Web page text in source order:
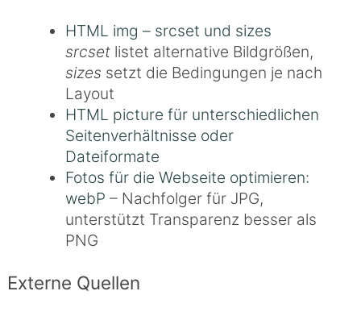
HTML img – srcset und sizes
srcsetlistet alternative Bildgrößen,
sizes setzt die Bedingungen je nach
Layout
HTML picture für unterschiedlichen
Seitenverhältnisse oder
Dateiformate
Fotos für die Webseite optimieren:
webP – Nachfolger für JPG,
unterstützt Transparenz besser als
PNG
Externe Quellen